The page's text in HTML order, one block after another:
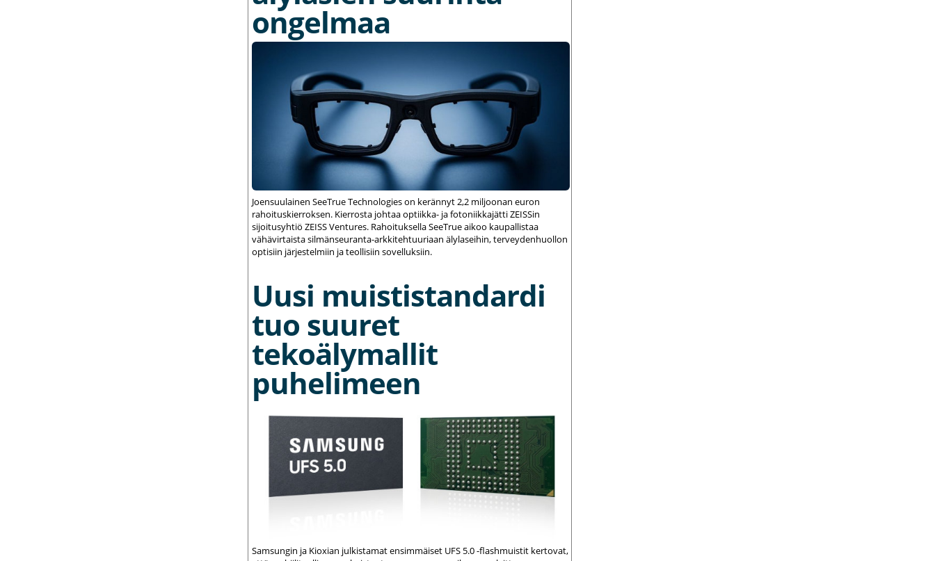
ongelmaa
Joensuulainen SeeTrue Technologies on kerännyt 2,2 miljoonan euron
rahoituskierroksen. Kierrosta johtaa optiikka- ja fotoniikkajätti ZEISSin
sijoitusyhtiö ZEISS Ventures. Rahoituksella SeeTrue aikoo kaupallistaa
vähävirtaista silmänseuranta-arkkitehtuuriaan älylaseihin, terveydenhuollon
optisiin järjestelmiin ja teollisiin sovelluksiin.
Uusi muististandardi
tuo suuret
tekoälymallit
puhelimeen
Samsungin ja Kioxian julkistamat ensimmäiset UFS 5.0 -flashmuistit kertovat,